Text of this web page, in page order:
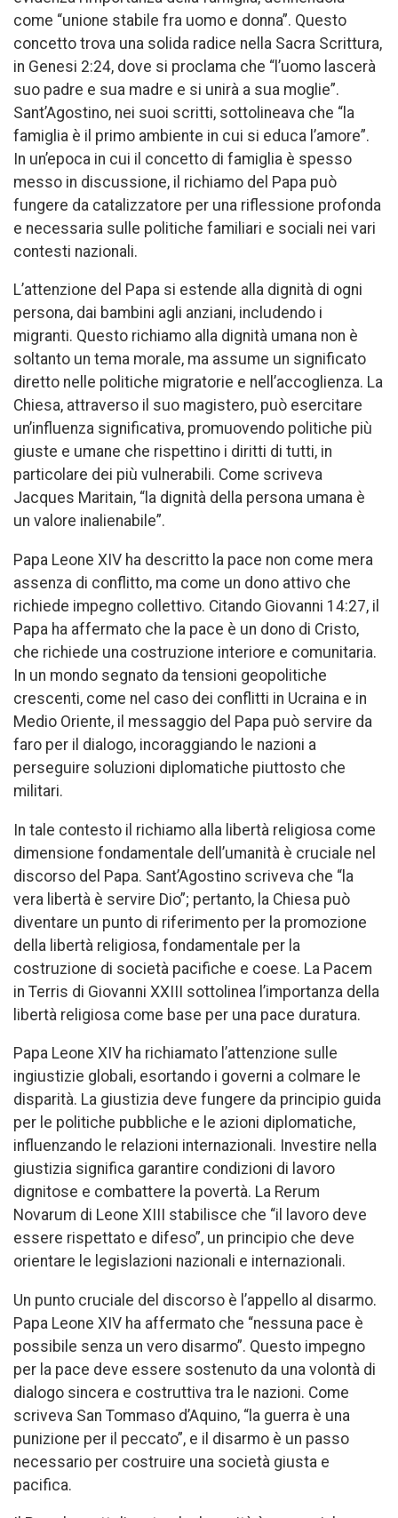
come “unione stabile fra uomo e donna”. Questo
concetto trova una solida radice nella Sacra Scrittura,
in Genesi 2:24, dove si proclama che “l’uomo lascerà
suo padre e sua madre e si unirà a sua moglie”.
Sant’Agostino, nei suoi scritti, sottolineava che “la
famiglia è il primo ambiente in cui si educa l’amore”.
In un’epoca in cui il concetto di famiglia è spesso
messo in discussione, il richiamo del Papa può
fungere da catalizzatore per una riflessione profonda
e necessaria sulle politiche familiari e sociali nei vari
contesti nazionali.
L’attenzione del Papa si estende alla dignità di ogni
persona, dai bambini agli anziani, includendo i
migranti. Questo richiamo alla dignità umana non è
soltanto un tema morale, ma assume un significato
diretto nelle politiche migratorie e nell’accoglienza. La
Chiesa, attraverso il suo magistero, può esercitare
un’influenza significativa, promuovendo politiche più
giuste e umane che rispettino i diritti di tutti, in
particolare dei più vulnerabili. Come scriveva
Jacques Maritain, “la dignità della persona umana è
un valore inalienabile”.
Papa Leone XIV ha descritto la pace non come mera
assenza di conflitto, ma come un dono attivo che
richiede impegno collettivo. Citando Giovanni 14:27, il
Papa ha affermato che la pace è un dono di Cristo,
che richiede una costruzione interiore e comunitaria.
In un mondo segnato da tensioni geopolitiche
crescenti, come nel caso dei conflitti in Ucraina e in
Medio Oriente, il messaggio del Papa può servire da
faro per il dialogo, incoraggiando le nazioni a
perseguire soluzioni diplomatiche piuttosto che
militari.
In tale contesto il richiamo alla libertà religiosa come
dimensione fondamentale dell’umanità è cruciale nel
discorso del Papa. Sant’Agostino scriveva che “la
vera libertà è servire Dio”; pertanto, la Chiesa può
diventare un punto di riferimento per la promozione
della libertà religiosa, fondamentale per la
costruzione di società pacifiche e coese. La Pacem
in Terris di Giovanni XXIII sottolinea l’importanza della
libertà religiosa come base per una pace duratura.
Papa Leone XIV ha richiamato l’attenzione sulle
ingiustizie globali, esortando i governi a colmare le
disparità. La giustizia deve fungere da principio guida
per le politiche pubbliche e le azioni diplomatiche,
influenzando le relazioni internazionali. Investire nella
giustizia significa garantire condizioni di lavoro
dignitose e combattere la povertà. La Rerum
Novarum di Leone XIII stabilisce che “il lavoro deve
essere rispettato e difeso”, un principio che deve
orientare le legislazioni nazionali e internazionali.
Un punto cruciale del discorso è l’appello al disarmo.
Papa Leone XIV ha affermato che “nessuna pace è
possibile senza un vero disarmo”. Questo impegno
per la pace deve essere sostenuto da una volontà di
dialogo sincera e costruttiva tra le nazioni. Come
scriveva San Tommaso d’Aquino, “la guerra è una
punizione per il peccato”, e il disarmo è un passo
necessario per costruire una società giusta e
pacifica.